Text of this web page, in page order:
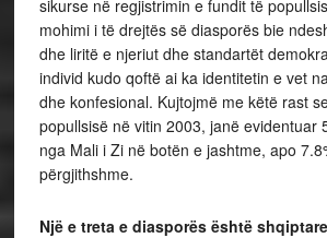
sikurse në regjistrimin e fundit të
mohimi i të drejtës së diasporës bie
dhe liritë e njeriut dhe standartët
individ kudo qoftë ai ka identitetin e vet
dhe konfesional. Kujtojmë me këtë rast
popullsisë në vitin 2003, janë evidentuar
nga Mali i Zi në botën e jashtme, apo
përgjithshme.
Një e treta e diasporës është